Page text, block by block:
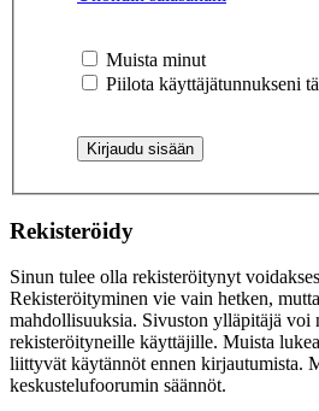
Muista minut
Piilota käyttäjätunnukseni
Rekisteröidy
Sinun tulee olla rekisteröitynyt
Rekisteröityminen vie vain hetken,
mahdollisuuksia. Sivuston ylläpitäjä voi
rekisteröityneille käyttäjille. Muista
liittyvät käytännöt ennen kirjautumista.
keskustelufoorumin säännöt.